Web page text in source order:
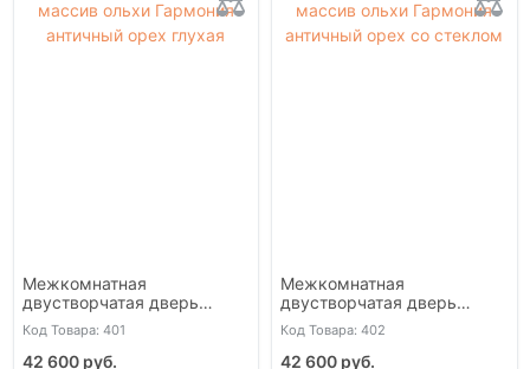
Межкомнатная
двустворчатая дверь
массив ольхи Гармония
античный орех глухая
Код Товара: 401
42 600 руб.
Межкомнатная
двустворчатая дверь
массив ольхи Гармония
античный орех со стеклом
Код Товара: 402
42 600 руб.